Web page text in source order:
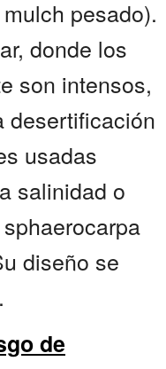
pesado).
donde los
son intensos,
desertificación
usadas
salinidad o
diseño se
de